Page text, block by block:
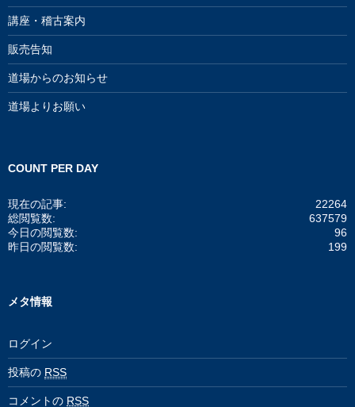
講座・稽古案内
販売告知
道場からのお知らせ
道場よりお願い
COUNT PER DAY
22264
現在の記事:
637579
総閲覧数:
96
今日の閲覧数:
199
昨日の閲覧数:
メタ情報
ログイン
投稿の RSS
コメントの RSS